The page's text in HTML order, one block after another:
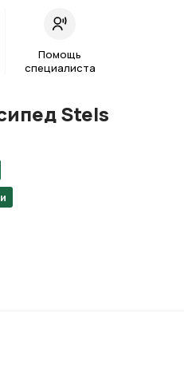
Помощь
специалиста
Stels